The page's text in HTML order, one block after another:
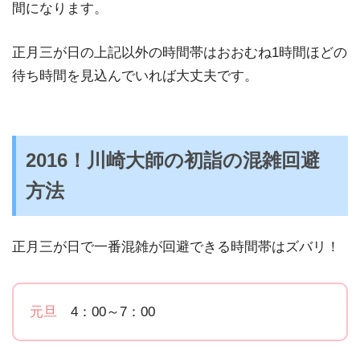
間になります。
正月三が日の上記以外の時間帯はおおむね1時間ほどの
待ち時間を見込んでいれば大丈夫です。
2016！川崎大師の初詣の混雑回避
方法
正月三が日で一番混雑が回避できる時間帯はズバリ！
元旦 4：00～7：00